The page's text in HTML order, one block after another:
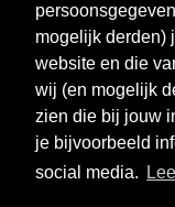
mogelijk derden)
website en die
wij (en mogelijk
zien die bij jouw
je bijvoorbeeld
social media.
Betaal